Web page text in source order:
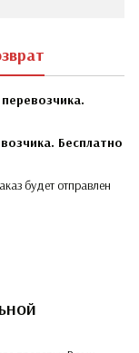
Бесплатно
будет отправлен